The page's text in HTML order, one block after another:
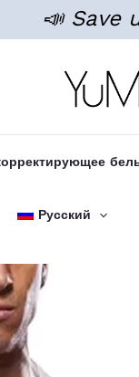
📣 Save
Русский